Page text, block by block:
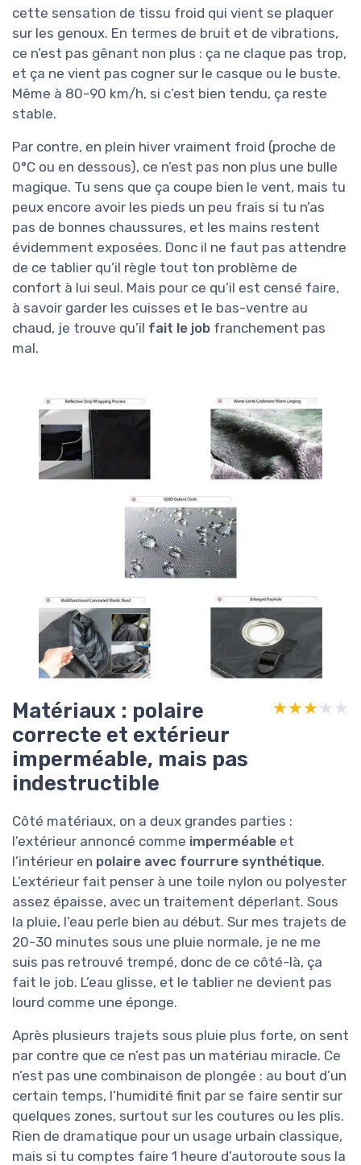
cette sensation de tissu froid qui vient se plaquer
sur les genoux. En termes de bruit et de vibrations,
ce n’est pas gênant non plus : ça ne claque pas trop,
et ça ne vient pas cogner sur le casque ou le buste.
Même à 80-90 km/h, si c’est bien tendu, ça reste
stable.
Par contre, en plein hiver vraiment froid (proche de
0°C ou en dessous), ce n’est pas non plus une bulle
magique. Tu sens que ça coupe bien le vent, mais tu
peux encore avoir les pieds un peu frais si tu n’as
pas de bonnes chaussures, et les mains restent
évidemment exposées. Donc il ne faut pas attendre
de ce tablier qu’il règle tout ton problème de
confort à lui seul. Mais pour ce qu’il est censé faire,
à savoir garder les cuisses et le bas-ventre au
chaud, je trouve qu’il fait le job franchement pas
mal.
Matériaux : polaire
correcte et extérieur
imperméable, mais pas
indestructible
★★★★★
★★★★★
Côté matériaux, on a deux grandes parties :
l’extérieur annoncé comme imperméable et
l’intérieur en polaire avec fourrure synthétique.
L’extérieur fait penser à une toile nylon ou polyester
assez épaisse, avec un traitement déperlant. Sous
la pluie, l’eau perle bien au début. Sur mes trajets de
20-30 minutes sous une pluie normale, je ne me
suis pas retrouvé trempé, donc de ce côté-là, ça
fait le job. L’eau glisse, et le tablier ne devient pas
lourd comme une éponge.
Après plusieurs trajets sous pluie plus forte, on sent
par contre que ce n’est pas un matériau miracle. Ce
n’est pas une combinaison de plongée : au bout d’un
certain temps, l’humidité finit par se faire sentir sur
quelques zones, surtout sur les coutures ou les plis.
Rien de dramatique pour un usage urbain classique,
mais si tu comptes faire 1 heure d’autoroute sous la